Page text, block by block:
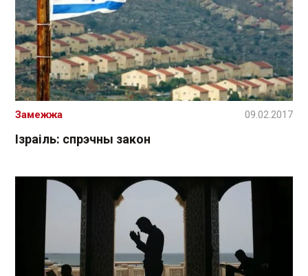
Ізраіль: спрэчны закон
Замежжа 09.02.2017